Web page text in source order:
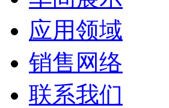
应用领域
销售网络
联系我们